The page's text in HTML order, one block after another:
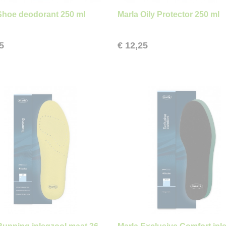
deodorant 250 ml Marla Oily Protector 250 ml
€ 12,25